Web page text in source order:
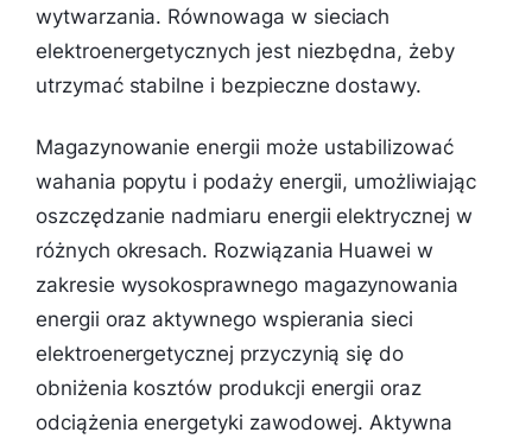
wytwarzania. Równowaga w sieciach
elektroenergetycznych jest niezbędna, żeby
utrzymać stabilne i bezpieczne dostawy.
Magazynowanie energii może ustabilizować
wahania popytu i podaży energii, umożliwiając
oszczędzanie nadmiaru energii elektrycznej w
różnych okresach. Rozwiązania Huawei w
zakresie wysokosprawnego magazynowania
energii oraz aktywnego wspierania sieci
elektroenergetycznej przyczynią się do
obniżenia kosztów produkcji energii oraz
odciążenia energetyki zawodowej. Aktywna